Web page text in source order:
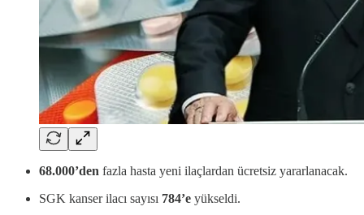
68.000’den fazla hasta yeni ilaçlardan ücretsiz yararlanacak.
SGK kanser ilacı sayısı 784’e yükseldi.